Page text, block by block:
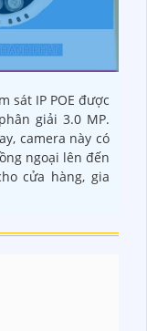
sát IP POE được
giải 3.0 MP.
camera này có
ngoại lên đến
cửa hàng, gia